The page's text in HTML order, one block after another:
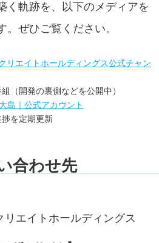
く軌跡を、以下のメディアを
ぜひご覧ください。
リエイトホールディングス公式チャン
（開発の裏側などを公開中）
島｜公式アカウント
を定期更新
合わせ先
リエイトホールディングス